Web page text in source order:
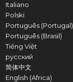
Italiano
Polski
Português (Portugal)
Português (Brasil)
Tiếng Việt
русский
简体中文
English (Africa)